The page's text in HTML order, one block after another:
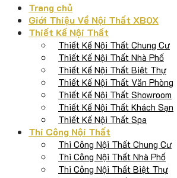
Trang chủ
Giới Thiệu Về Nội Thất XBOX
Thiết Kế Nội Thất
Thiết Kế Nội Thất Chung Cư
Thiết Kế Nội Thất Nhà Phố
Thiết Kế Nội Thất Biệt Thự
Thiết Kế Nội Thất Văn Phòng
Thiết Kế Nội Thất Showroom
Thiết Kế Nội Thất Khách Sạn
Thiết Kế Nội Thất Spa
Thi Công Nội Thất
Thi Công Nội Thất Chung Cư
Thi Công Nội Thất Nhà Phố
Thi Công Nội Thất Biệt Thự